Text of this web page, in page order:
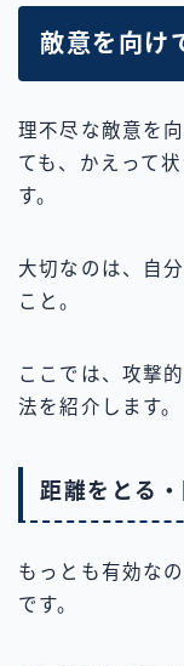
敵意を向け
理不尽な敵意を
ても、かえって
す。
大切なのは、自
こと。
ここでは、攻撃
法を紹介します。
距離をとる
もっとも有効な
です。